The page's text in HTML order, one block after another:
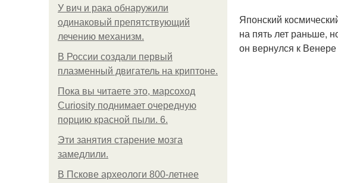
У вич и рака обнаружили
одинаковый препятствующий
лечению механизм.
В России создали первый
плазменный двигатель на криптоне.
Пока вы читаете это, марсоход
Curiosity поднимает очередную
порцию красной пыли. 6.
Эти занятия старение мозга
замедлили.
В Пскове археологи 800-летнее
Японский
на пять лет раньше,
он вернулся к